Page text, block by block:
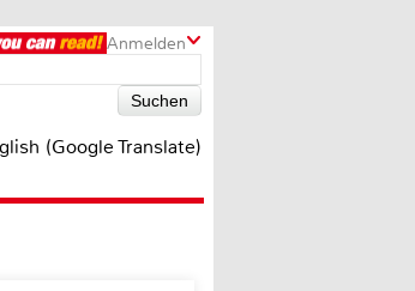
Anmelden
(Google Translate)